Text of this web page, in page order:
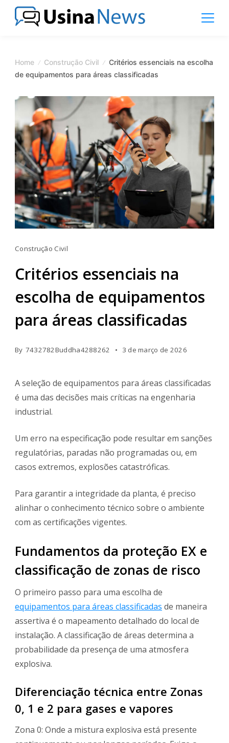
Skip
Magazine
Home Construção Civil
Critérios essenciais na escolha
de equipamentos para áreas classificadas
para
áreas
classificadas
Construção Civil
Critérios essenciais na
escolha de equipamentos
para áreas classificadas
By 7432782Buddha4288262 3 de março de 2026
A seleção de equipamentos para áreas classificadas
é uma das decisões mais críticas na engenharia
industrial.
Um erro na especificação pode resultar em sanções
regulatórias, paradas não programadas ou, em
casos extremos, explosões catastróficas.
Para garantir a integridade da planta, é preciso
alinhar o conhecimento técnico sobre o ambiente
com as certificações vigentes.
Fundamentos da proteção EX e
classificação de zonas de risco
O primeiro passo para uma escolha de
equipamentos para áreas classificadas de maneira
assertiva é o mapeamento detalhado do local de
instalação. A classificação de áreas determina a
probabilidade da presença de uma atmosfera
explosiva.
Diferenciação técnica entre Zonas
0, 1 e 2 para gases e vapores
Zona 0: Onde a mistura explosiva está presente